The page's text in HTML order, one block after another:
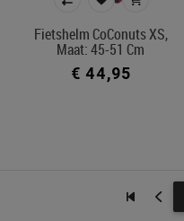
Fietshelm CoConuts XS,
Maat: 45-51 Cm
€ 44,95